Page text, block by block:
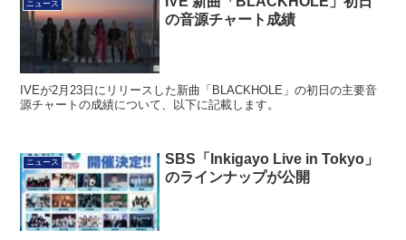
ニュース
の音源チャート成績
IVEが2月23日にリリースした新曲「BLACKHOLE」の初日の主要音
源チャートの成績について、以下に記載します。
ニュース
SBS「Inkigayo Live in Tokyo」
のラインナップが公開